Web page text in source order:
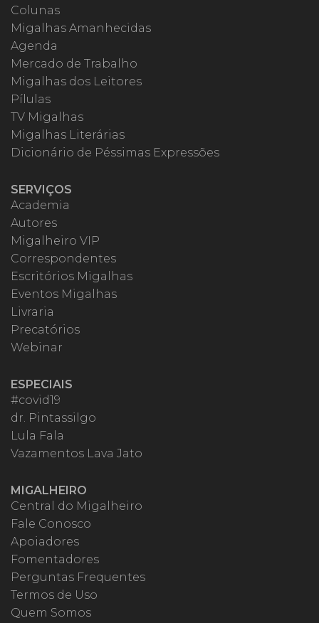
Colunas
Migalhas Amanhecidas
Agenda
Mercado de Trabalho
Migalhas dos Leitores
Pílulas
TV Migalhas
Migalhas Literárias
Dicionário de Péssimas Expressões
SERVIÇOS
Academia
Autores
Migalheiro VIP
Correspondentes
Escritórios Migalhas
Eventos Migalhas
Livraria
Precatórios
Webinar
ESPECIAIS
#covid19
dr. Pintassilgo
Lula Fala
Vazamentos Lava Jato
MIGALHEIRO
Central do Migalheiro
Fale Conosco
Apoiadores
Fomentadores
Perguntas Frequentes
Termos de Uso
Quem Somos